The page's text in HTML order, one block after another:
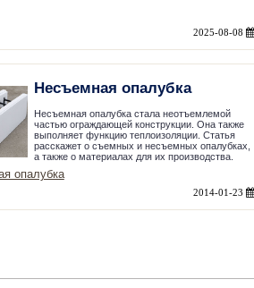
2025-08-08
Несъемная опалубка
Несъемная опалубка стала неотъемлемой
частью ограждающей конструкции. Она также
выполняет функцию теплоизоляции. Статья
расскажет о съемных и несъемных опалубках,
а также о материалах для их производства.
опалубка
2014-01-23